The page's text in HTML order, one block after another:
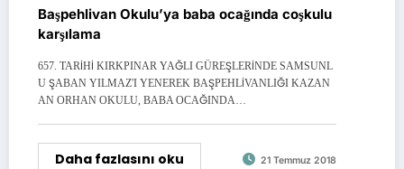
Başpehlivan Okulu’ya baba ocağında coşkulu
karşılama
657. TARİHİ KIRKPINAR YAĞLI GÜREŞLERİNDE SAMSUNL
U ŞABAN YILMAZ'I YENEREK BAŞPEHLİVANLIĞI KAZAN
AN ORHAN OKULU, BABA OCAĞINDA…
Daha fazlasını oku 21 Temmuz 2018